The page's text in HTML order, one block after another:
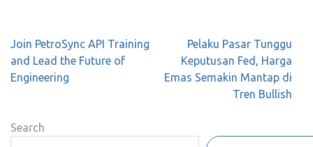
Post
navigation
Join PetroSync API Training
and Lead the Future of
Engineering
Pelaku Pasar Tunggu
Keputusan Fed, Harga
Emas Semakin Mantap di
Tren Bullish
Search